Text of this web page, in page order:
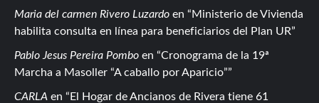
Maria del carmen Rivero Luzardo en
Ministerio de Vivienda
habilita consulta en línea para beneficiarios del Plan UR
Pablo Jesus Pereira Pombo en
Cronograma de la 19ª
Marcha a Masoller “A caballo por Aparicio”
CARLA en
El Hogar de Ancianos de Rivera tiene 61